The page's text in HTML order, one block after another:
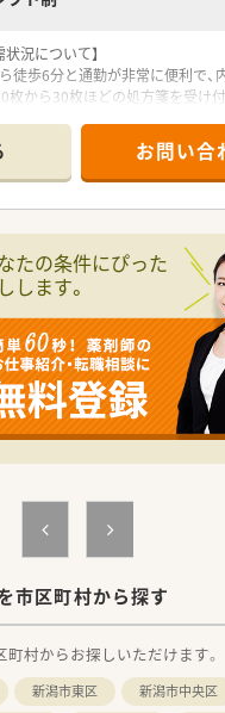
況について】
徒歩6分と通勤が非常に便利で、
枚から30枚ほどの処方箋を受け
から主に応需しており、現在は常
質の高い丁寧な服薬指導を日々実
局し日曜日、祝日はお休みとなっ
】
円から580万円となっており、こ
や実績を正当に評価したうえで決
エリアでの勤務には月額3万円の
件次第では高年収を目指すことも
賞与は年2回で合計4.5ヶ月分の
を得ながらキャリアを積める好
て】
位でしっかりと計算されて支給さ
から119日確保されており、年末
月3日までしっかり休める環境が
ポートも手厚く、産休と育休の
しており、復帰後の時短勤務も柔
お問い合
たの条件にぴった
します。
市区町村から探す
村からお探しいただけます。
新潟市東区
新潟市中央区